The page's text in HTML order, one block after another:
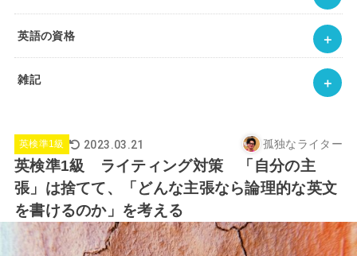
英語の資格
雑記
英検準1級 2023.03.21 孤独なライター
英検準1級 ライティング対策 「自分の主
張」は捨てて、「どんな主張なら論理的な英文
を書けるのか」を考える